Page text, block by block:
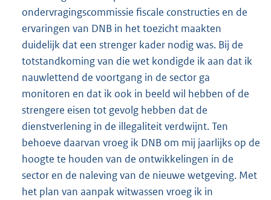
ondervragingscommissie fiscale constructies en de
ervaringen van DNB in het toezicht maakten
duidelijk dat een strenger kader nodig was. Bij de
totstandkoming van die wet kondigde ik aan dat ik
nauwlettend de voortgang in de sector ga
monitoren en dat ik ook in beeld wil hebben of de
strengere eisen tot gevolg hebben dat de
dienstverlening in de illegaliteit verdwijnt. Ten
behoeve daarvan vroeg ik DNB om mij jaarlijks op de
hoogte te houden van de ontwikkelingen in de
sector en de naleving van de nieuwe wetgeving. Met
het plan van aanpak witwassen vroeg ik in